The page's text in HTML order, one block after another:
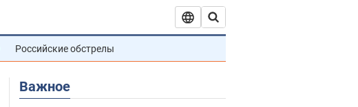
Российские обстрелы
Важное